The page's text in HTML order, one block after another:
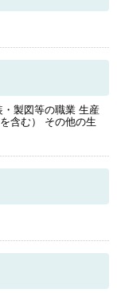
製図等の職業 生産
含む） その他の生